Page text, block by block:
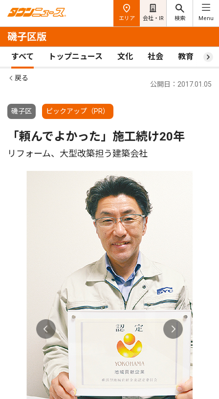
エリア 会社・IR 検索 Menu
磯子区版
すべて トップニュース 文化 社会 教育 ス
戻る
磯子区 ピックアップ（PR）
公開日：2017.01.05
「頼んでよかった」施工続け20年
リフォーム、大型改築担う建築会社